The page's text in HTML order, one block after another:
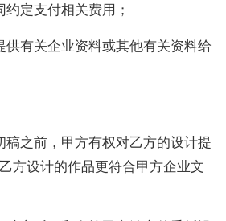
定支付相关费用；
供有关企业资料或其他有关资料给
稿之前，甲方有权对乙方的设计提
方设计的作品更符合甲方企业文